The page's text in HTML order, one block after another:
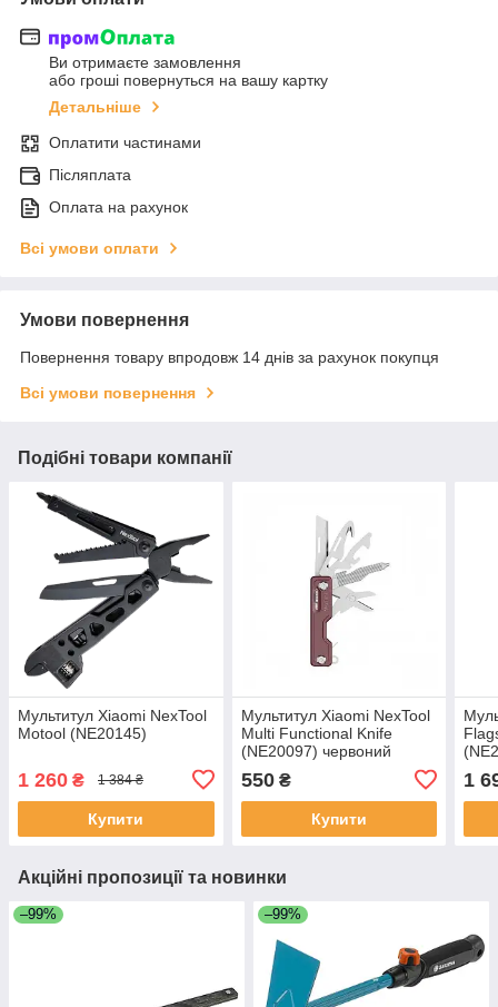
Ви отримаєте замовлення
або гроші повернуться на вашу картку
Детальніше
Оплатити частинами
Післяплата
Оплата на рахунок
Всі умови оплати
Умови повернення
Повернення товару впродовж 14 днів за рахунок покупця
Всі умови повернення
Подібні товари компанії
Мультитул Xiaomi NexTool
Motool (NE20145)
1 260 ₴ 1 384 ₴
Купити
Мультитул Xiaomi NexTool
Multi Functional Knife
(NE20097) червоний
550₴
Купити
1
Акційні пропозиції та новинки
–99% –99%